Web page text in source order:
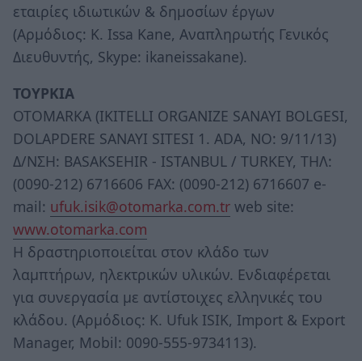
εταιρίες ιδιωτικών & δημοσίων έργων
(Αρμόδιος: Κ. Issa Kane, Αναπληρωτής Γενικός
Διευθυντής, Skype: ikaneissakane).
ΤΟΥΡΚΙΑ
OTOMARKA (IKITELLI ORGANIZE SANAYI BOLGESI,
DOLAPDERE SANAYI SITESI 1. ADA, NO: 9/11/13)
Δ/ΝΣΗ: BASAKSEHIR - ISTANBUL / TURKEY, ΤΗΛ:
(0090-212) 6716606 FAX: (0090-212) 6716607 e-
mail: ufuk.isik@otomarka.com.tr web site:
www.otomarka.com
Η δραστηριοποιείται στον κλάδο των
λαμπτήρων, ηλεκτρικών υλικών. Ενδιαφέρεται
για συνεργασία με αντίστοιχες ελληνικές του
κλάδου. (Αρμόδιος: Κ. Ufuk ISIK, Import & Export
Manager, Mobil: 0090-555-9734113).